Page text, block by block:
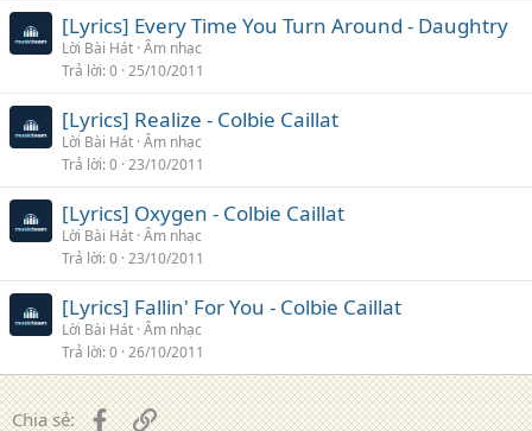
[Lyrics] Every Time You Turn Around - Daughtry
Lời Bài Hát Âm nhạc
Trả lời 0 25/10/2011
[Lyrics] Realize - Colbie Caillat
Lời Bài Hát Âm nhạc
Trả lời 0 23/10/2011
[Lyrics] Oxygen - Colbie Caillat
Lời Bài Hát Âm nhạc
Trả lời 0 23/10/2011
[Lyrics] Fallin' For You - Colbie Caillat
Lời Bài Hát Âm nhạc
Trả lời 0 26/10/2011
Chia sẻ: FacebookLiên kết